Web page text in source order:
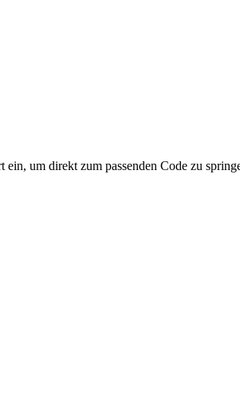
um direkt zum passenden Code zu